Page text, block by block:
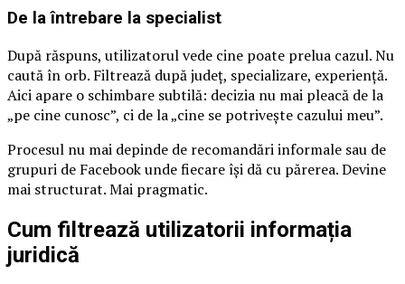
De la întrebare la specialist
După răspuns, utilizatorul vede cine poate prelua cazul. Nu
caută în orb. Filtrează după județ, specializare, experiență.
Aici apare o schimbare subtilă: decizia nu mai pleacă de la
„pe cine cunosc”, ci de la „cine se potrivește cazului meu”.
Procesul nu mai depinde de recomandări informale sau de
grupuri de Facebook unde fiecare își dă cu părerea. Devine
mai structurat. Mai pragmatic.
Cum filtrează utilizatorii informația
juridică